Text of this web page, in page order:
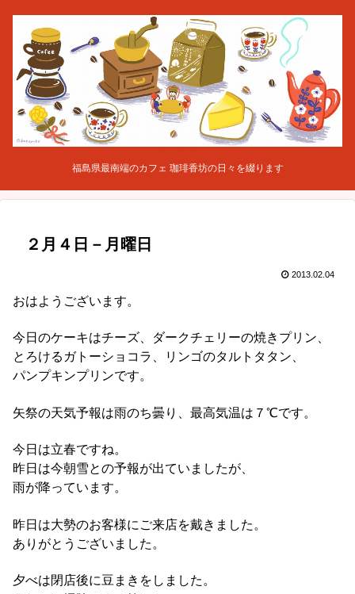
福島県最南端のカフェ 珈琲香坊の日々を綴ります
２月４日－月曜日
2013.02.04
おはようございます。
今日のケーキはチーズ、ダークチェリーの焼きプリン、
とろけるガトーショコラ、リンゴのタルトタタン、
パンプキンプリンです。
矢祭の天気予報は雨のち曇り、最高気温は７℃です。
今日は立春ですね。
昨日は今朝雪との予報が出ていましたが、
雨が降っています。
昨日は大勢のお客様にご来店を戴きました。
ありがとうございました。
夕べは閉店後に豆まきをしました。